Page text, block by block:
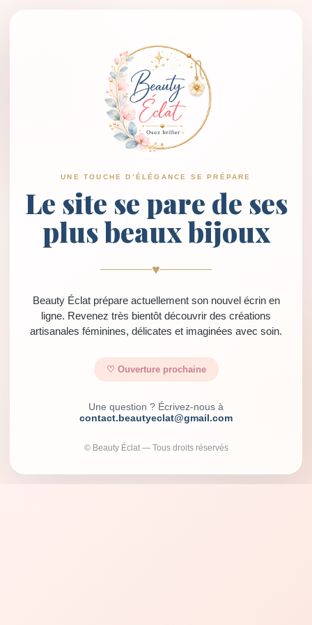
UNE TOUCHE D’ÉLÉGANCE SE PRÉPARE
Le site se pare de ses
plus beaux bijoux
♥
Beauty Éclat prépare actuellement son nouvel écrin en
ligne. Revenez très bientôt découvrir des créations
artisanales féminines, délicates et imaginées avec soin.
♡ Ouverture prochaine
Une question ? Écrivez-nous à
contact.beautyeclat@gmail.com
© Beauty Éclat — Tous droits réservés